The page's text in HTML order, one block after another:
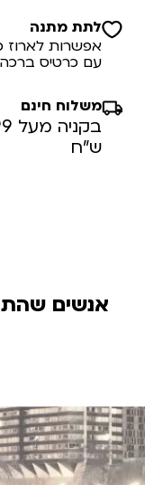
לתת מתנה
אפשרות לארוז
עם כרטיס ברכה
משלוח חינם
ש”ח
אנשים